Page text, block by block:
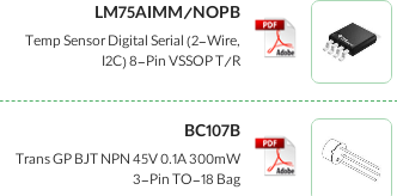
LM75AIMM/NOPB
Temp Sensor Digital Serial (2-Wire,
I2C) 8-Pin VSSOP T/R
BC107B
Trans GP BJT NPN 45V 0.1A 300mW
3-Pin TO-18 Bag